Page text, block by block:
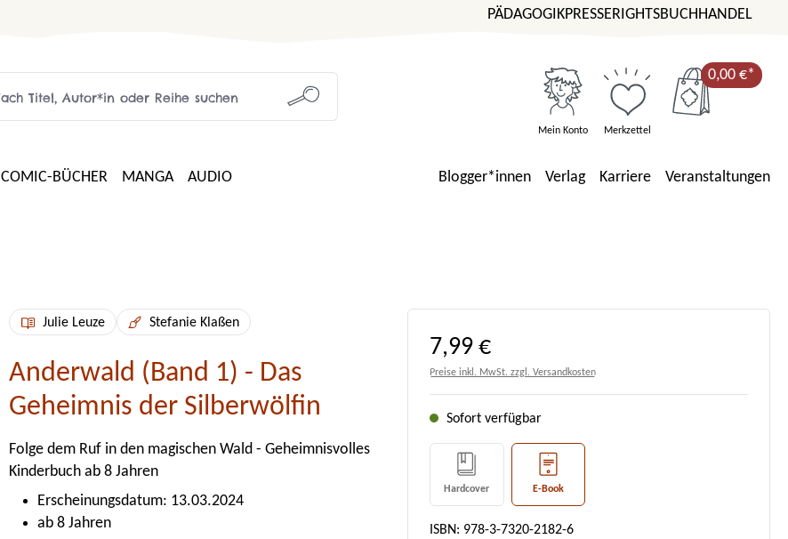
PÄDAGOGIKPRESSERIGHTSBUCHHANDEL
Mein Konto Merkzettel
0,00 €*
COMIC-BÜCHER MANGA AUDIO Blogger*innen Verlag Karriere Veranstaltungen
Julie Leuze Stefanie Klaßen
Anderwald (Band 1) - Das
Geheimnis der Silberwölfin
Folge dem Ruf in den magischen Wald - Geheimnisvolles
Kinderbuch ab 8 Jahren
Erscheinungsdatum: 13.03.2024
ab 8 Jahren
Regulärer Preis:
7,99 €
Preise inkl. MwSt. zzgl. Versandkosten
Sofort verfügbar
Hardcover E-Book
ISBN: 978-3-7320-2182-6